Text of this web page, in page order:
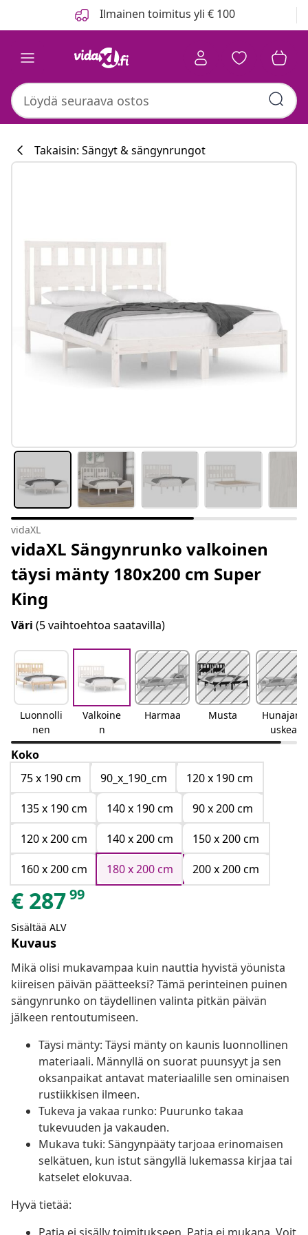
Ilmainen toimitus yli € 100
#sharemevidaxl
Takaisin: Sängyt & sängynrungot
vidaXL
vidaXL Sängynrunko valkoinen
täysi mänty 180x200 cm Super
King
Väri (5 vaihtoehtoa saatavilla)
Luonnolli
nen
Valkoine
n
Harmaa Musta
Hunajanr
uskea
Koko
75 x 190 cm
90_x_190_cm
120 x 190 cm
135 x 190 cm
140 x 190 cm
90 x 200 cm
120 x 200 cm
140 x 200 cm
150 x 200 cm
160 x 200 cm
180 x 200 cm 200 x 200 cm
€ 28799
Sisältää ALV
Kuvaus
Mikä olisi mukavampaa kuin nauttia hyvistä yöunista
kiireisen päivän päätteeksi? Tämä perinteinen puinen
sängynrunko on täydellinen valinta pitkän päivän
jälkeen rentoutumiseen.
Täysi mänty: Täysi mänty on kaunis luonnollinen
materiaali. Männyllä on suorat puunsyyt ja sen
oksanpaikat antavat materiaalille sen ominaisen
rustiikkisen ilmeen.
Tukeva ja vakaa runko: Puurunko takaa
tukevuuden ja vakauden.
Mukava tuki: Sängynpääty tarjoaa erinomaisen
selkätuen, kun istut sängyllä lukemassa kirjaa tai
katselet elokuvaa.
Hyvä tietää: